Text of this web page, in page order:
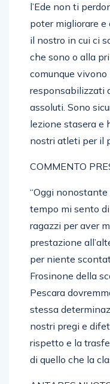
l’Ede non ti
poter migliorare e
il nostro in cui ci
che sono o alla
comunque
responsabilizzati
assoluti. Sono
lezione stasera e
nostri atleti per il
COMMENTO
“Oggi
tempo mi sento
ragazzi per aver
prestazione
per niente
Frosinone della
Pescara
stessa
nostri pregi e
rispetto e la
di quello che la